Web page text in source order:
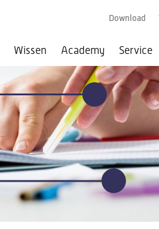
Wissen Academy Service
Download